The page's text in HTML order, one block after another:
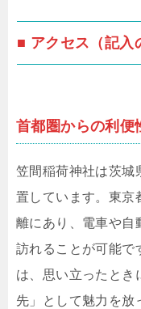
■ アクセス（記入
首都圏からの利便
笠間稲荷神社は茨城
置しています。東京
離にあり、電車や自
訪れることが可能で
は、思い立ったとき
先」として魅力を放